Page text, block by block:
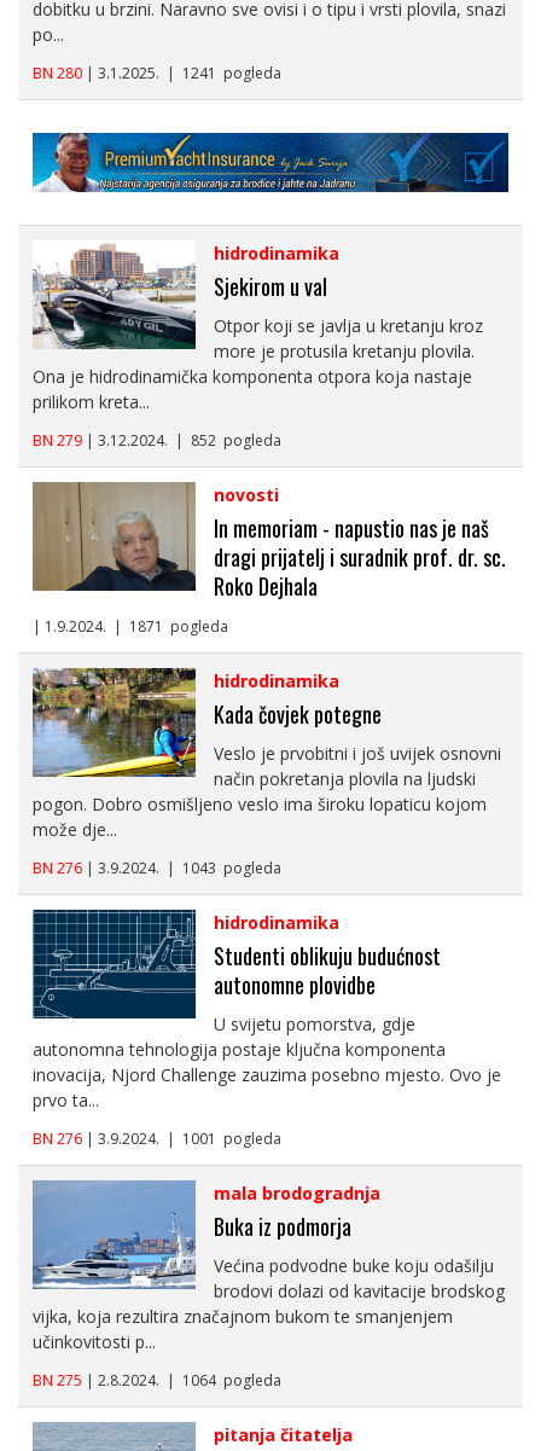
dobitku u brzini. Naravno sve ovisi i o tipu i vrsti plovila, snazi
po...
BN 280 | 3.1.2025. | 1241 pogleda
hidrodinamika
Sjekirom u val
Otpor koji se javlja u kretanju kroz
more je protusila kretanju plovila.
Ona je hidrodinamička komponenta otpora koja nastaje
prilikom kreta...
BN 279 | 3.12.2024. | 852 pogleda
novosti
In memoriam - napustio nas je naš
dragi prijatelj i suradnik prof. dr. sc.
Roko Dejhala
| 1.9.2024. | 1871 pogleda
hidrodinamika
Kada čovjek potegne
Veslo je prvobitni i još uvijek osnovni
način pokretanja plovila na ljudski
pogon. Dobro osmišljeno veslo ima široku lopaticu kojom
može dje...
BN 276 | 3.9.2024. | 1043 pogleda
hidrodinamika
Studenti oblikuju budućnost
autonomne plovidbe
U svijetu pomorstva, gdje
autonomna tehnologija postaje ključna komponenta
inovacija, Njord Challenge zauzima posebno mjesto. Ovo je
prvo ta...
BN 276 | 3.9.2024. | 1001 pogleda
mala brodogradnja
Buka iz podmorja
Većina podvodne buke koju odašilju
brodovi dolazi od kavitacije brodskog
vijka, koja rezultira značajnom bukom te smanjenjem
učinkovitosti p...
BN 275 | 2.8.2024. | 1064 pogleda
pitanja čitatelja